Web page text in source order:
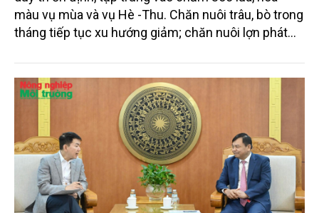
màu vụ mùa và vụ Hè -Thu. Chăn nuôi trâu, bò trong
tháng tiếp tục xu hướng giảm; chăn nuôi lợn phát
trưởng khá. Diện tích rừng trồng mới và sản lượng
thủy sản đều tăng nhẹ.